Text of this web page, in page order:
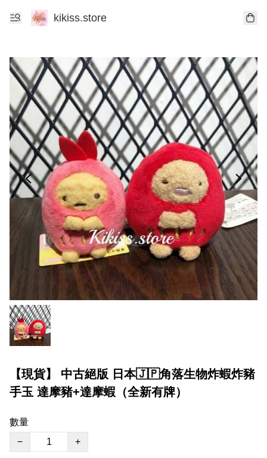
kikiss.store
【現貨】 中古絕版 日本🇯🇵角落生物炸蝦炸豬
手玉 達摩豬+達摩蝦（全新有牌）
數量
−
+